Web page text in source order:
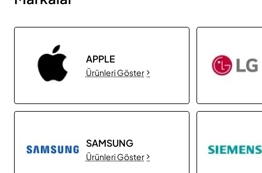
APPLE
Ürünleri Göster
SAMSUNG
Ürünleri Göster